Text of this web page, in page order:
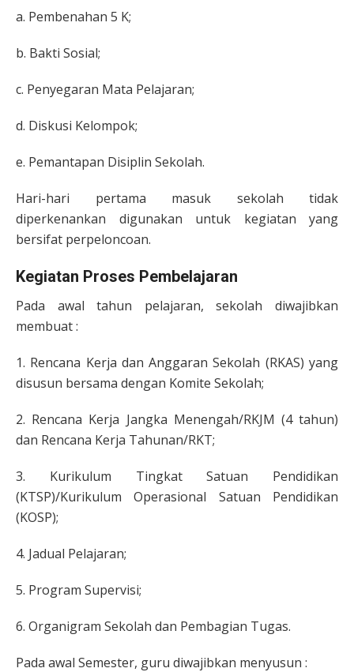
a. Pembenahan 5 K;
b. Bakti Sosial;
c. Penyegaran Mata Pelajaran;
d. Diskusi Kelompok;
e. Pemantapan Disiplin Sekolah.
Hari-hari pertama masuk sekolah tidak
diperkenankan digunakan untuk kegiatan yang
bersifat perpeloncoan.
Kegiatan Proses Pembelajaran
Pada awal tahun pelajaran, sekolah diwajibkan
membuat :
1. Rencana Kerja dan Anggaran Sekolah (RKAS) yang
disusun bersama dengan Komite Sekolah;
2. Rencana Kerja Jangka Menengah/RKJM (4 tahun)
dan Rencana Kerja Tahunan/RKT;
3. Kurikulum Tingkat Satuan Pendidikan
(KTSP)/Kurikulum Operasional Satuan Pendidikan
(KOSP);
4. Jadual Pelajaran;
5. Program Supervisi;
6. Organigram Sekolah dan Pembagian Tugas.
Pada awal Semester, guru diwajibkan menyusun :